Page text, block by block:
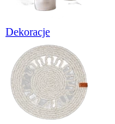
Dekoracje